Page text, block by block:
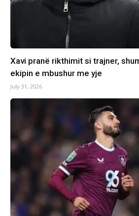
Xavi pranë rikthimit si trajner,
ekipin e mbushur me yje
July 31, 2026